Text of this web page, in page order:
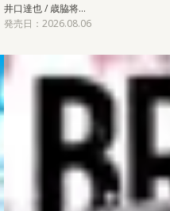
井口達也 / 歳脇将…
発売日：2026.08.06